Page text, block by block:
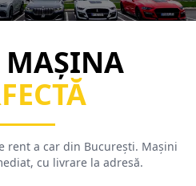
MAȘINA
rent a car din București. Mașini
cu livrare la adresă.